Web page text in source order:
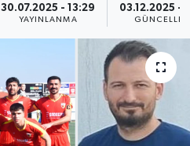
30.07.2025 - 13:29
YAYINLANMA
03.12.2025 -